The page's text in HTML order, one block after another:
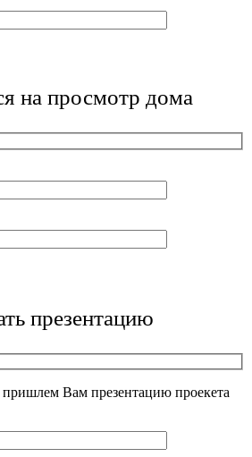
на просмотр дома
презентацию
Вам презентацию проекета